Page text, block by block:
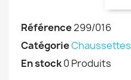
Référence299/016
CatégorieChaussettes
En stock0 Produits